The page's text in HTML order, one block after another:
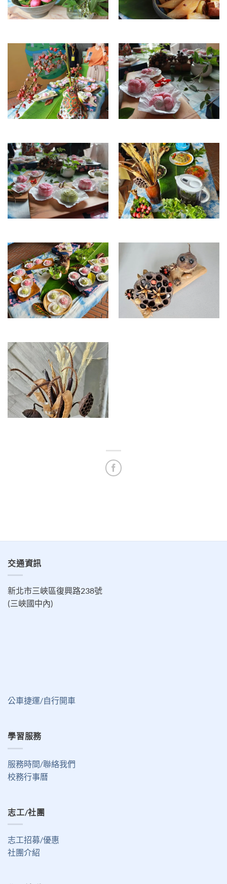
交通資訊
新北市三峽區復興路238號
(三峽國中內)
公車捷運/自行開車
學習服務
服務時間/聯絡我們
校務行事曆
志工/社團
志工招募/優惠
社團介紹